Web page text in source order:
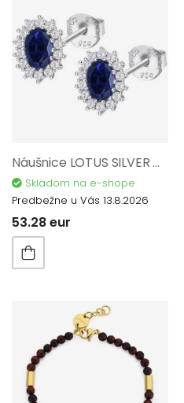
Náušnice LOTUS SILVER Colors AG 925/1000 LP3459-4/1
Skladom na e-shope
Predbežne u Vás 13.8.2026
53.28 eur